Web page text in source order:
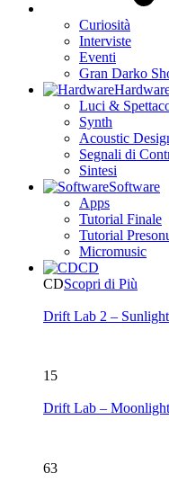
Curiosità
Interviste
Eventi
Gran Darko
Luci &
Synth
Acoustic
Segnali di
Sintesi
Software
Apps
Tutorial Finale
Tutorial
Micromusic
CD
CDScopri di Più
Drift Lab 2 –
15
Drift Lab – Moonlight
63